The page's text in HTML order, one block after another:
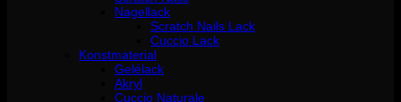
Nagellack
Scratch Nails Lack
Cuccio Lack
Konstmaterial
Gelélack
Akryl
Cuccio Naturale